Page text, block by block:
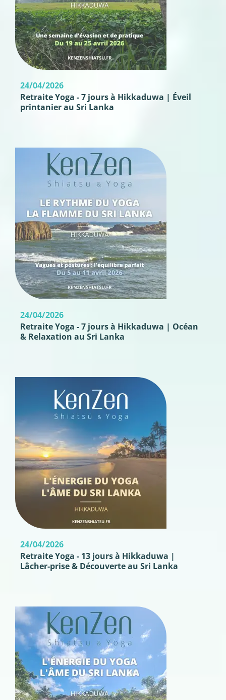
24/04/2026
Retraite Yoga - 7 jours à Hikkaduwa | Éveil
printanier au Sri Lanka
24/04/2026
Retraite Yoga - 7 jours à Hikkaduwa | Océan
& Relaxation au Sri Lanka
24/04/2026
Retraite Yoga - 13 jours à Hikkaduwa |
Lâcher-prise & Découverte au Sri Lanka